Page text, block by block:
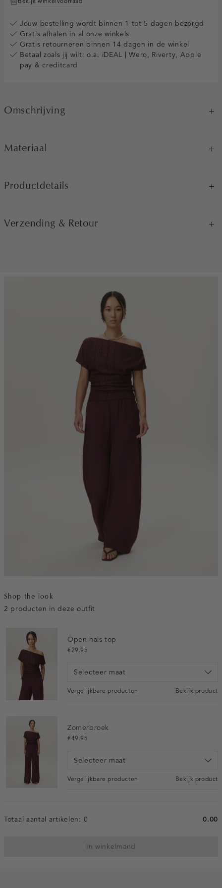
Jouw bestelling wordt binnen 1 tot 5 dagen bezorgd
Gratis afhalen in al onze winkels
Gratis retourneren binnen 14 dagen in de winkel
Betaal zoals jij wilt: o.a. iDEAL | Wero, Riverty, Apple
pay & creditcard
Omschrijving
Materiaal
Productdetails
Verzending & Retour
Shop the look
2 producten in deze outfit
Open hals top
€29.95
Selecteer maat
Vergelijkbare producten Bekijk product
Zomerbroek
€49.95
Selecteer maat
Vergelijkbare producten Bekijk product
Totaal aantal artikelen: 0 0.00
In winkelmand